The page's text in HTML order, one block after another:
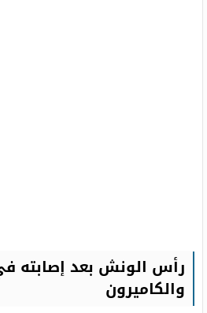
رأس الونش بعد إصابته
والكاميرون